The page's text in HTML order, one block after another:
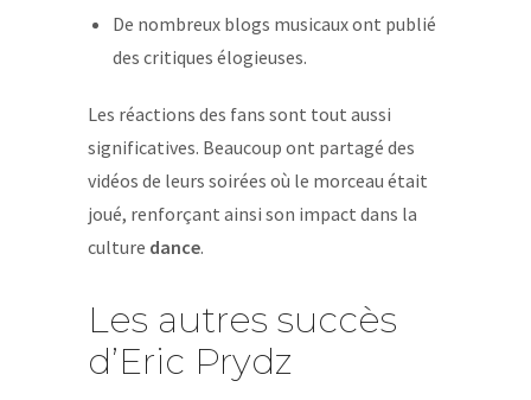
De nombreux blogs musicaux ont publié
des critiques élogieuses.
Les réactions des fans sont tout aussi
significatives. Beaucoup ont partagé des
vidéos de leurs soirées où le morceau était
joué, renforçant ainsi son impact dans la
culture dance.
Les autres succès
d’Eric Prydz